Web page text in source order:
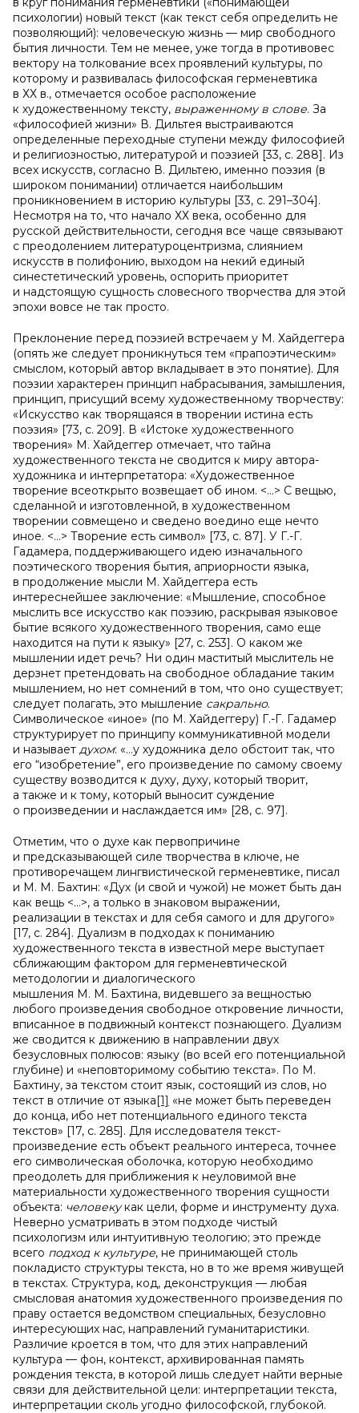
психологии) новый текст (как текст себя определить не
позволяющий): человеческую жизнь — мир свободного
бытия личности. Тем не менее, уже тогда в противовес
вектору на толкование всех проявлений культуры, по
которому и развивалась философская герменевтика
в ХХ в., отмечается особое расположение
к художественному тексту, выраженному в слове. За
«философией жизни» В. Дильтея выстраиваются
определенные переходные ступени между философией
и религиозностью, литературой и поэзией [33, c. 288]. Из
всех искусств, согласно В. Дильтею, именно поэзия (в
широком понимании) отличается наибольшим
проникновением в историю культуры [33, c. 291–304].
Несмотря на то, что начало ХХ века, особенно для
русской действительности, сегодня все чаще связывают
с преодолением литературоцентризма, слиянием
искусств в полифонию, выходом на некий единый
синестетический уровень, оспорить приоритет
и надстоящую сущность словесного творчества для этой
эпохи вовсе не так просто.
Преклонение перед поэзией встречаем у М. Хайдеггера
(опять же следует проникнуться тем «прапоэтическим»
смыслом, который автор вкладывает в это понятие). Для
поэзии характерен принцип набрасывания, замышления,
принцип, присущий всему художественному творчеству:
«Искусство как творящаяся в творении истина есть
поэзия» [73, c. 209]. В «Истоке художественного
творения» М. Хайдеггер отмечает, что тайна
художественного текста не сводится к миру автора-
художника и интерпретатора: «Художественное
творение всеоткрыто возвещает об ином. <…> С вещью,
сделанной и изготовленной, в художественном
творении совмещено и сведено воедино еще нечто
иное. <…> Творение есть символ» [73, c. 87]. У Г.-Г.
Гадамера, поддерживающего идею изначального
поэтического творения бытия, априорности языка,
в продолжение мысли М. Хайдеггера есть
интереснейшее заключение: «Мышление, способное
мыслить все искусство как поэзию, раскрывая языковое
бытие всякого художественного творения, само еще
находится на пути к языку» [27, c. 253]. О каком же
мышлении идет речь? Ни один маститый мыслитель не
дерзнет претендовать на свободное обладание таким
мышлением, но нет сомнений в том, что оно существует;
следует полагать, это мышление сакрально.
Символическое «иное» (по М. Хайдеггеру) Г.-Г. Гадамер
структурирует по принципу коммуникативной модели
и называет духом: «…у художника дело обстоит так, что
его “изобретение”, его произведение по самому своему
существу возводится к духу, духу, который творит,
а также и к тому, который выносит суждение
о произведении и наслаждается им» [28, c. 97].
Отметим, что о духе как первопричине
и предсказывающей силе творчества в ключе, не
противоречащем лингвистической герменевтике, писал
и М. М. Бахтин: «Дух (и свой и чужой) не может быть дан
как вещь <…>, а только в знаковом выражении,
реализации в текстах и для себя самого и для другого»
[17, c. 284]. Дуализм в подходах к пониманию
художественного текста в известной мере выступает
сближающим фактором для герменевтической
методологии и диалогического
мышления М. М. Бахтина, видевшего за вещностью
любого произведения свободное откровение личности,
вписанное в подвижный контекст познающего. Дуализм
же сводится к движению в направлении двух
безусловных полюсов: языку (во всей его потенциальной
глубине) и «неповторимому событию текста». По М.
Бахтину, за текстом стоит язык, состоящий из слов, но
текст в отличие от языка[1] «не может быть переведен
до конца, ибо нет потенциального единого текста
текстов» [17, c. 285]. Для исследователя текст-
произведение есть объект реального интереса, точнее
его символическая оболочка, которую необходимо
преодолеть для приближения к неуловимой вне
материальности художественного творения сущности
объекта: человекукак цели, форме и инструменту духа.
Неверно усматривать в этом подходе чистый
психологизм или интуитивную теологию; это прежде
всего подход к культуре, не принимающей столь
покладисто структуры текста, но в то же время живущей
в текстах. Структура, код, деконструкция — любая
смысловая анатомия художественного произведения по
праву остается ведомством специальных, безусловно
интересующих нас, направлений гуманитаристики.
Различие кроется в том, что для этих направлений
культура — фон, контекст, архивированная память
рождения текста, в которой лишь следует найти верные
связи для действительной цели: интерпретации текста,
интерпретации сколь угодно философской, глубокой.